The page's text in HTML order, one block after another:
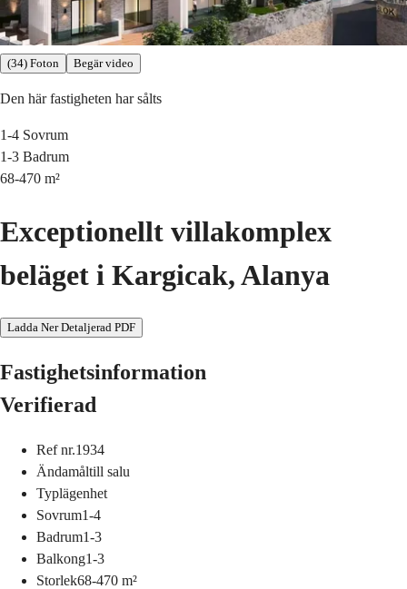
(34) Foton Begär video
Den här fastigheten har sålts
1-4 Sovrum
1-3 Badrum
68-470 m²
Exceptionellt villakomplex
beläget i Kargicak, Alanya
Ladda Ner Detaljerad PDF
Fastighetsinformation
Verifierad
Ref nr.1934
Ändamåltill salu
Typlägenhet
Sovrum1-4
Badrum1-3
Balkong1-3
Storlek68-470 m²